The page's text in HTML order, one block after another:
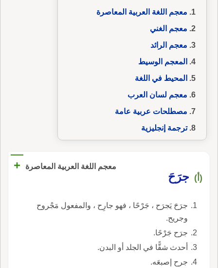
معجم اللغة العربية المعاصرة
معجم الغني
معجم الرائد
المعجم الوسيط
المحيط في اللغة
معجم لسان العرب
مصطلحات عربية عامة
ترجمة إنجليزية
معجم اللغة العربية المعاصرة +
(أ) جرَحَ
جرَحَ يَجرَح ، جَرْحًا ، فهو جارِح ، والمفعول مَجْروح
وجريح.
جرَح جَرْحًا.
أحدث شقًّا في الجلد أو البدن.
جرح إصبعَه.